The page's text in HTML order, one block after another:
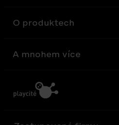
O produktech
A mnohem více